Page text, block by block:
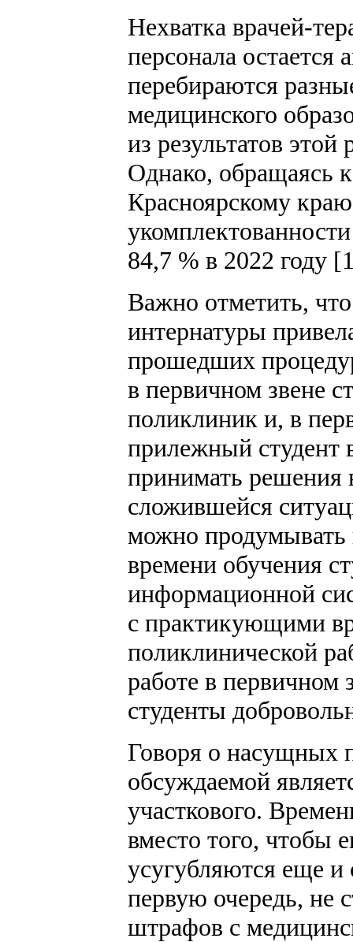
Нехватка врачей-
персонала
перебираются
медицинского
из результатов
Однако, обращаясь
Красноярскому
84,7 % в 2022 году
Важно отметить,
интернатуры
прошедших
в первичном звене
поликлиник и, в
прилежный студент
принимать решения
сложившейся
можно продумывать
времени обучения
информационной
с практикующими
поликлинической
работе в первичном
студенты
Говоря о насущных
обсуждаемой
участкового.
вместо того, чтобы
усугубляются еще и
первую очередь, не
штрафов с